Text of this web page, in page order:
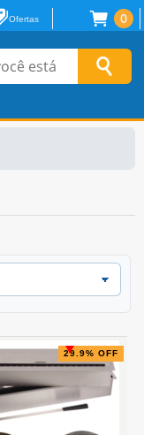
0
Ofertas
29.9% OFF